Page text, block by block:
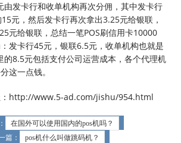
由发卡行和收单机构再次分佣，其中发卡行
元，然后发卡行再次拿出3.25元给银联，
元给银联，总结一笔POS刷信用卡10000
发卡行45元，银联6.5元，收单机构也就是
的8.5元包括支付公司运营成本，各个代理机
这一点钱。
：http://www.5-ad.com/jishu/954.html
在国外可以使用国内的pos机吗？
篇：
pos机什么叫做跳码机？